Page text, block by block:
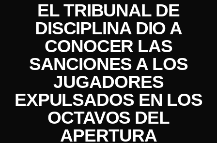
EL TRIBUNAL DE
DISCIPLINA DIO A
CONOCER LAS
SANCIONES A LOS
JUGADORES
EXPULSADOS EN LOS
OCTAVOS DEL
APERTURA